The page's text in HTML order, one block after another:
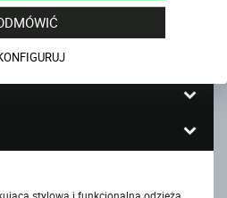
stylową i funkcjonalną odzieżą